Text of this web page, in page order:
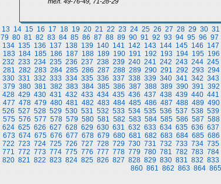
13 14 15 16 17 18 19 20 21 22 23 24 25 26 27 28 29 30 31
79 80 81 82 83 84 85 86 87 88 89 90 91 92 93 94 95 96 97
134 135 136 137 138 139 140 141 142 143 144 145 146 147
183 184 185 186 187 188 189 190 191 192 193 194 195 196
232 233 234 235 236 237 238 239 240 241 242 243 244 245
281 282 283 284 285 286 287 288 289 290 291 292 293 294
330 331 332 333 334 335 336 337 338 339 340 341 342 343
379 380 381 382 383 384 385 386 387 388 389 390 391 392
428 429 430 431 432 433 434 435 436 437 438 439 440 441
477 478 479 480 481 482 483 484 485 486 487 488 489 490
526 527 528 529 530 531 532 533 534 535 536 537 538 539
575 576 577 578 579 580 581 582 583 584 585 586 587 588
624 625 626 627 628 629 630 631 632 633 634 635 636 637
673 674 675 676 677 678 679 680 681 682 683 684 685 686
722 723 724 725 726 727 728 729 730 731 732 733 734 735
771 772 773 774 775 776 777 778 779 780 781 782 783 784
820 821 822 823 824 825 826 827 828 829 830 831 832 833
860 861 862 863 864 865